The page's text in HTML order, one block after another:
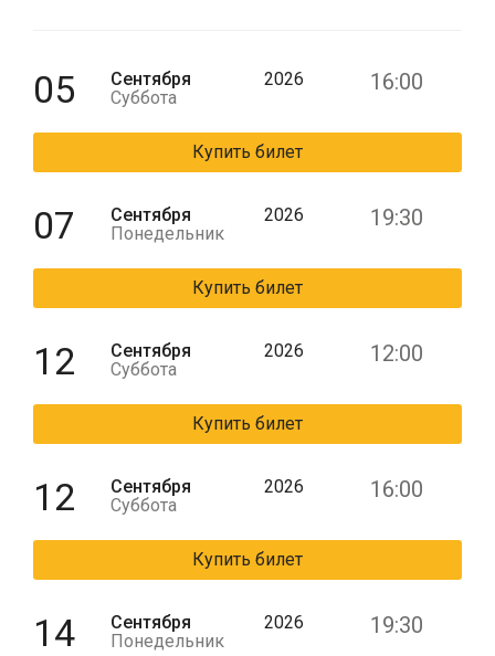
05
Сентября
Суббота
2026 16:00
Купить билет
07
Сентября
Понедельник
2026 19:30
Купить билет
12
Сентября
Суббота
2026 12:00
Купить билет
12
Сентября
Суббота
2026 16:00
Купить билет
14
Сентября
Понедельник
2026 19:30